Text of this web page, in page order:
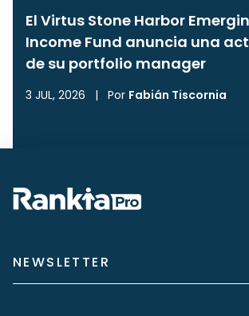
El Virtus Stone Harbor
Income Fund anuncia una
de su portfolio manager
3 JUL, 2026 | Por Fabián Tiscornia
NEWSLETTER